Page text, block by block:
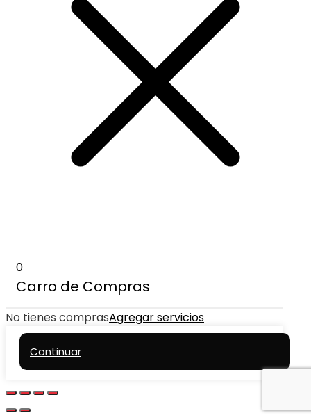
0
Carro de Compras
No tienes comprasAgregar servicios
Continuar